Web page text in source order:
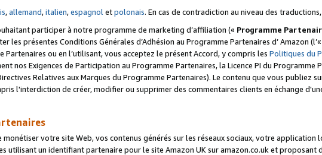
,allemand,italien,espagnoletpolonais. En cas de contradiction au niveau des
participer à notre programme de marketing d’affiliation (« Programme
les présentes Conditions Générales d’Adhésion au Programme Partenaires d’ Amazon (l’«
ou en l’utilisant, vous acceptez le présent Accord, y compris les Politiques du
nos Exigences de Participation au Programme Partenaires, la Licence PI du Programme
Relatives aux Marques du Programme Partenaires). Le contenu que vous publiez
l'interdiction de créer, modifier ou supprimer des commentaires clients en échange
votre site Web, vos contenus générés sur les réseaux sociaux, votre application
utilisant un identifiant partenaire pour le site Amazon UK sur amazon.co.uk et proposant